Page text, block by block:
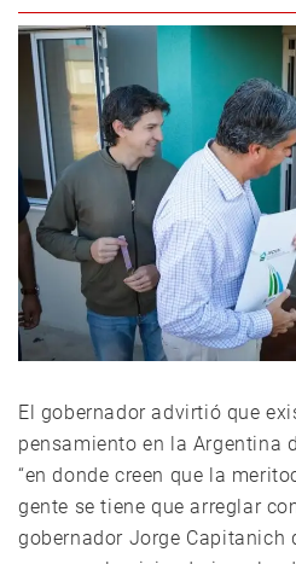
El gobernador advirtió que
pensamiento en la Argentina
“en donde creen que la
gente se tiene que arreglar
gobernador Jorge